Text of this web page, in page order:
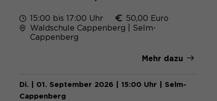
15:00 bis 17:00 Uhr
50,00 Euro
Waldschule Cappenberg | Selm-
Cappenberg
Mehr dazu
Di. | 01. September 2026 | 15:00 Uhr | Selm-
Cappenberg